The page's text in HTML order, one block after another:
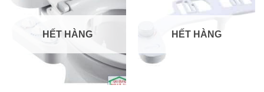
HẾT HÀNG HẾT HÀNG